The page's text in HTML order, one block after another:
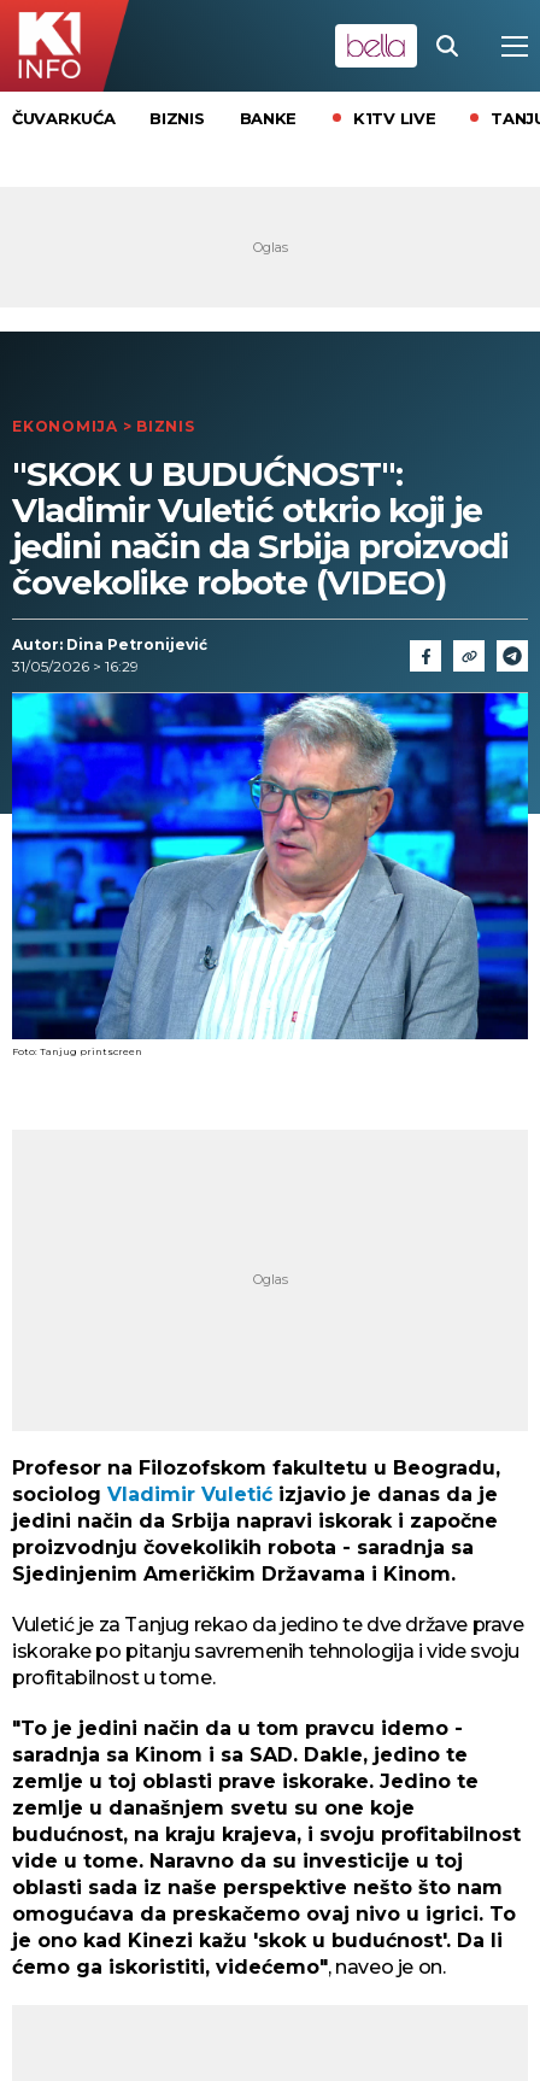
ČUVARKUĆA BIZNIS BANKE K1TV LIVE
EKONOMIJA > BIZNIS
"SKOK U BUDUĆNOST":
Vladimir Vuletić otkrio koji je
jedini način da Srbija proizvodi
čovekolike robote (VIDEO)
Autor: Dina Petronijević
31/05/2026 > 16:29
Foto: Tanjug printscreen
Profesor na Filozofskom fakultetu u Beogradu,
sociolog Vladimir Vuletić izjavio je danas da je
jedini način da Srbija napravi iskorak i započne
proizvodnju čovekolikih robota - saradnja sa
Sjedinjenim Američkim Državama i Kinom.
Vuletić je za Tanjug rekao da jedino te dve države prave
iskorake po pitanju savremenih tehnologija i vide svoju
profitabilnost u tome.
"To je jedini način da u tom pravcu idemo -
saradnja sa Kinom i sa SAD. Dakle, jedino te
zemlje u toj oblasti prave iskorake. Jedino te
zemlje u današnjem svetu su one koje
budućnost, na kraju krajeva, i svoju profitabilnost
vide u tome. Naravno da su investicije u toj
oblasti sada iz naše perspektive nešto što nam
omogućava da preskačemo ovaj nivo u igrici. To
je ono kad Kinezi kažu 'skok u budućnost'. Da li
ćemo ga iskoristiti, videćemo", naveo je on.